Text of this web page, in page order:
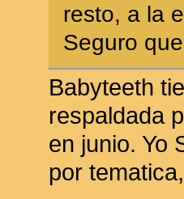
resto, a la
Seguro
Babyteeth
respaldada
en junio. Yo
por